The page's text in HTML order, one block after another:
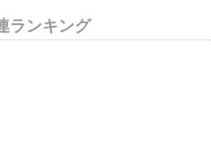
ランキング